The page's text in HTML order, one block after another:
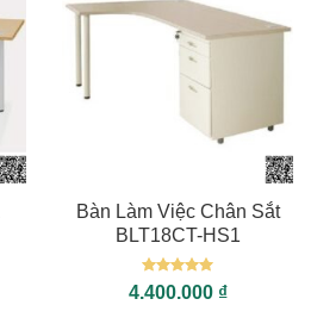
Bàn Làm Việc Chân Sắt
BLT18CT-HS1
Được xếp
hạng55
4.400.000 ₫